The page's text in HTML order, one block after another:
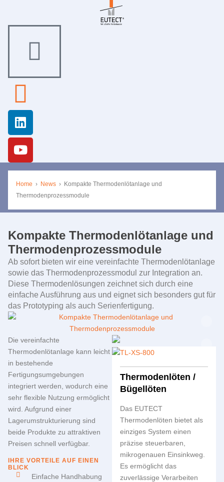
Home › News › Kompakte Thermodenlötanlage und
Thermodenprozessmodule
Kompakte Thermodenlötanlage und
Thermodenprozessmodule
Ab sofort bieten wir eine vereinfachte Thermodenlötanlage
sowie das Thermodenprozessmodul zur Integration an.
Diese Thermodenlösungen zeichnet sich durch eine
einfache Ausführung aus und eignet sich besonders gut für
das Prototyping als auch Serienfertigung.
Die vereinfachte
Thermodenlötanlage kann leicht
in bestehende
Fertigungsumgebungen
integriert werden, wodurch eine
sehr flexible Nutzung ermöglicht
wird. Aufgrund einer
Lagerumstrukturierung sind
beide Produkte zu attraktiven
Preisen schnell verfügbar.
IHRE VORTEILE AUF EINEN
BLICK
Einfache Handhabung
Thermodenlöten /
Bügellöten
Das EUTECT
Thermodenlöten bietet als
einziges System einen
präzise steuerbaren,
mikrogenauen Einsinkweg.
Es ermöglicht das
zuverlässige Verarbeiten